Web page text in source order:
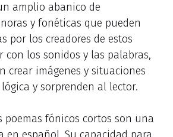
amplio abanico de
y fonéticas que pueden
por los creadores de estos
con los sonidos y las palabras,
crear imágenes y situaciones
y sorprenden al lector.
poemas fónicos cortos son una